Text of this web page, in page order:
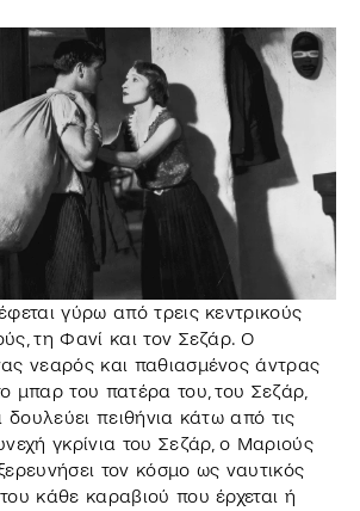
γύρω από τρεις κεντρικούς
τη Φανί και τον Σεζάρ. Ο
νεαρός και παθιασμένος άντρας
μπαρ του πατέρα του, του Σεζάρ,
δουλεύει πειθήνια κάτω από τις
γκρίνια του Σεζάρ, ο Μαριούς
τον κόσμο ως ναυτικός
κάθε καραβιού που έρχεται ή